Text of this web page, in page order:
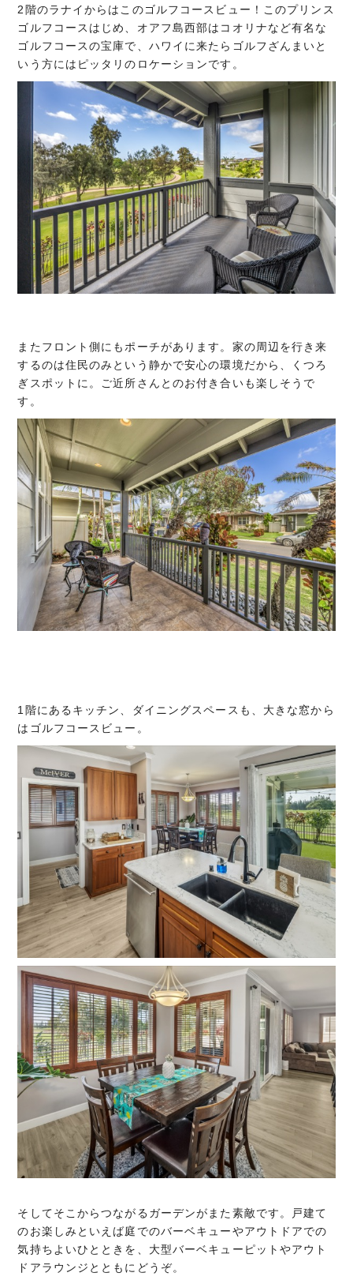
2階のラナイからはこのゴルフコースビュー！このプリンス
ゴルフコースはじめ、オアフ島西部はコオリナなど有名な
ゴルフコースの宝庫で、ハワイに来たらゴルフざんまいと
いう方にはピッタリのロケーションです。
またフロント側にもポーチがあります。家の周辺を行き来
するのは住民のみという静かで安心の環境だから、くつろ
ぎスポットに。ご近所さんとのお付き合いも楽しそうで
す。
1階にあるキッチン、ダイニングスペースも、大きな窓から
はゴルフコースビュー。
そしてそこからつながるガーデンがまた素敵です。戸建て
のお楽しみといえば庭でのバーベキューやアウトドアでの
気持ちよいひとときを、大型バーベキューピットやアウト
ドアラウンジとともにどうぞ。